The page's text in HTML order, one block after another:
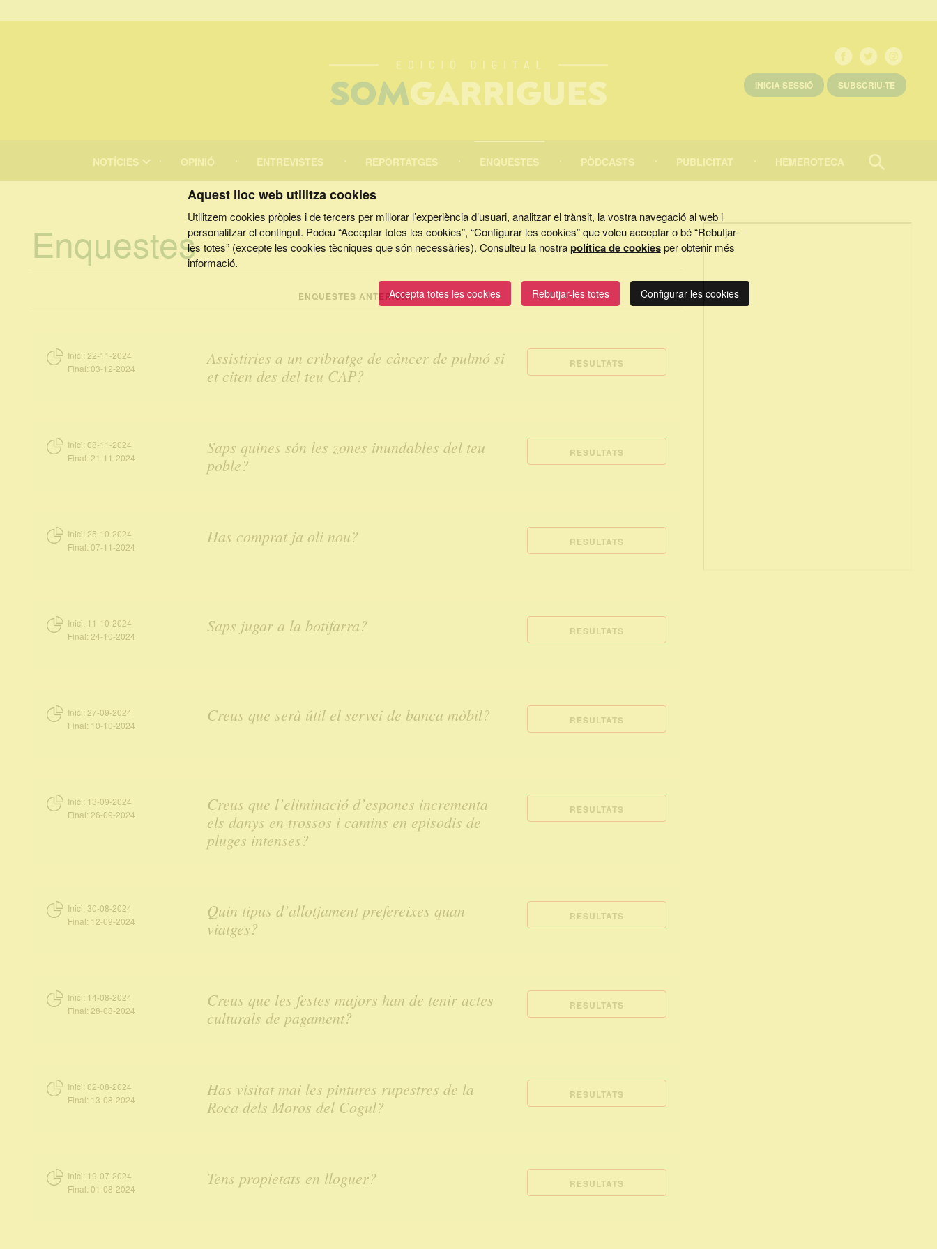
INICIA SESSIÓ SUBSCRIU-TE
NOTÍCIES OPINIÓ ENTREVISTES REPORTATGES ENQUESTES PÒDCASTS PUBLICITAT HEMEROTECA
CERCAR
Enquestes
ENQUESTES ANTERIORS
Assistiries a un cribratge de càncer de pulmó si
et citen des del teu CAP?
Inici: 22-11-2024
Final: 03-12-2024 RESULTATS
Saps quines són les zones inundables del teu
poble?
Inici: 08-11-2024
Final: 21-11-2024 RESULTATS
Has comprat ja oli nou?
Inici: 25-10-2024
Final: 07-11-2024 RESULTATS
Saps jugar a la botifarra?
Inici: 11-10-2024
Final: 24-10-2024 RESULTATS
Creus que serà útil el servei de banca mòbil?
Inici: 27-09-2024
Final: 10-10-2024 RESULTATS
Creus que l’eliminació d’espones incrementa
els danys en trossos i camins en episodis de
pluges intenses?
Inici: 13-09-2024
Final: 26-09-2024 RESULTATS
Quin tipus d’allotjament prefereixes quan
viatges?
Inici: 30-08-2024
Final: 12-09-2024 RESULTATS
Creus que les festes majors han de tenir actes
culturals de pagament?
Inici: 14-08-2024
Final: 28-08-2024 RESULTATS
Has visitat mai les pintures rupestres de la
Roca dels Moros del Cogul?
Inici: 02-08-2024
Final: 13-08-2024 RESULTATS
Tens propietats en lloguer?
Inici: 19-07-2024
Final: 01-08-2024 RESULTATS
Aquest lloc web utilitza cookies
Utilitzem cookies pròpies i de tercers per millorar l’experiència d’usuari, analitzar el trànsit, la vostra navegació al web i
personalitzar el contingut. Podeu “Acceptar totes les cookies”, “Configurar les cookies” que voleu acceptar o bé “Rebutjar-
les totes” (excepte les cookies tècniques que són necessàries). Consulteu la nostrapolítica de cookiesper obtenir més
informació.
Accepta totes les cookies Rebutjar-les totes Configurar les cookies